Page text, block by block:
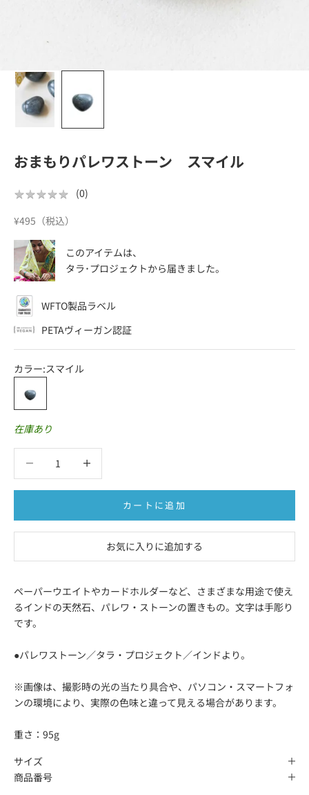
おまもりパレワストーン スマイル
★★★★★
★★★★★ (0)
セール価格
¥495（税込）
このアイテムは、
タラ･プロジェクトから届きました。
WFTO製品ラベル
PETAヴィーガン認証
カラー:スマイル
在庫あり
カートに追加
お気に入りに追加する
ペーパーウエイトやカードホルダーなど、さまざまな用途で使え
るインドの天然石、パレワ・ストーンの置きもの。文字は手彫り
です。
●パレワストーン／タラ・プロジェクト／インドより。
※画像は、撮影時の光の当たり具合や、パソコン・スマートフォ
ンの環境により、実際の色味と違って見える場合があります。
重さ：95g
サイズ
商品番号